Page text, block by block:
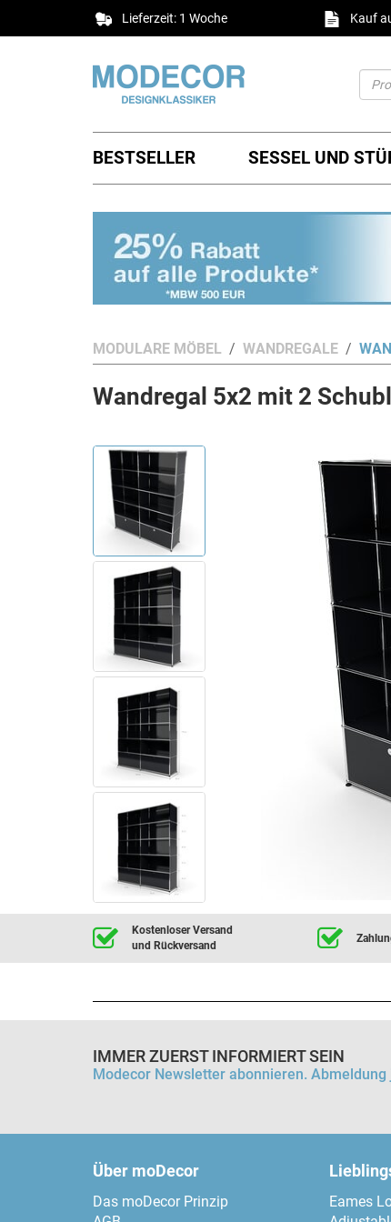
Lieferzeit: 1 Woche Kauf
BESTSELLER SESSEL UND
MODULARE MÖBEL WANDREGALE
Wandregal 5x2 mit 2
Kostenloser Versand
und Rückversand
IMMER ZUERST INFORMIERT SEIN
Modecor Newsletter abonnieren.
Über moDecor
Das moDecor Prinzip
Eames